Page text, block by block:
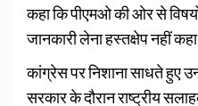
कहा कि पीएमओ की ओर से
जानकारी लेना हस्तक्षेप नहीं
कांग्रेस पर निशाना साधते हुए
सरकार के दौरान राष्ट्रीय